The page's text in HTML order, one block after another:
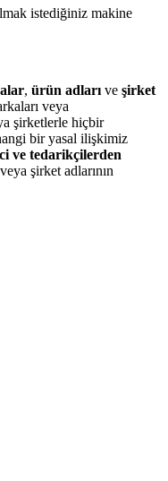
istediğiniz makine
, ürün adları ve şirket
veya
şirketlerle hiçbir
bir yasal ilişkimiz
ve tedarikçilerden
şirket adlarının